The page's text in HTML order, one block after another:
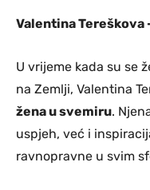
Valentina Tereškova
U vrijeme kada su se
na Zemlji, Valentina
žena u svemiru.
uspjeh, već i
ravnopravne u svim